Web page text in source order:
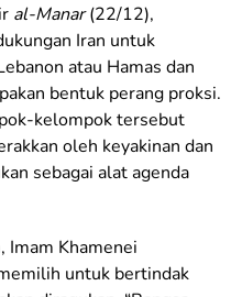
al-Manar(22/12),
Iran untuk
atau Hamas dan
bentuk perang proksi.
kelompok tersebut
oleh keyakinan dan
sebagai alat agenda
Imam Khamenei
untuk bertindak